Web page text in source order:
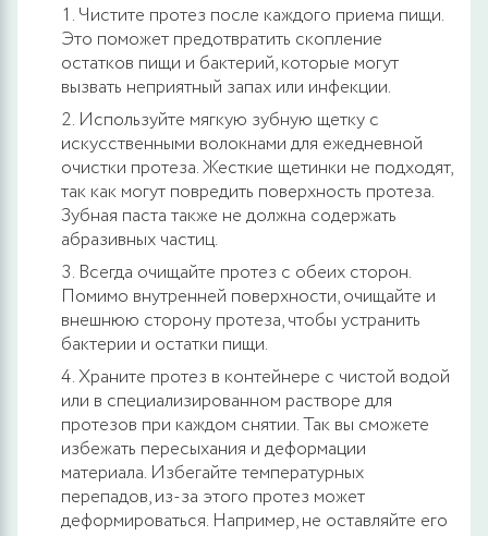
Чистите протез после каждого приема пищи.
Это поможет предотвратить скопление
остатков пищи и бактерий, которые могут
вызвать неприятный запах или инфекции.
Используйте мягкую зубную щетку с
искусственными волокнами для ежедневной
очистки протеза. Жесткие щетинки не подходят,
так как могут повредить поверхность протеза.
Зубная паста также не должна содержать
абразивных частиц.
Всегда очищайте протез с обеих сторон.
Помимо внутренней поверхности, очищайте и
внешнюю сторону протеза, чтобы устранить
бактерии и остатки пищи.
Храните протез в контейнере с чистой водой
или в специализированном растворе для
протезов при каждом снятии. Так вы сможете
избежать пересыхания и деформации
материала. Избегайте температурных
перепадов, из-за этого протез может
деформироваться. Например, не оставляйте его